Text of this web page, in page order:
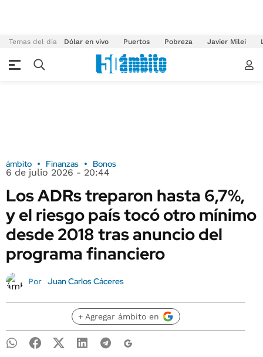
Temas del día Dólar en vivo Puertos Pobreza Javier Milei
ámbito Finanzas Bonos
6 de julio 2026 - 20:44
Los ADRs treparon hasta 6,7%,
y el riesgo país tocó otro mínimo
desde 2018 tras anuncio del
programa financiero
Por Juan Carlos Cáceres
+ Agregar ámbito en